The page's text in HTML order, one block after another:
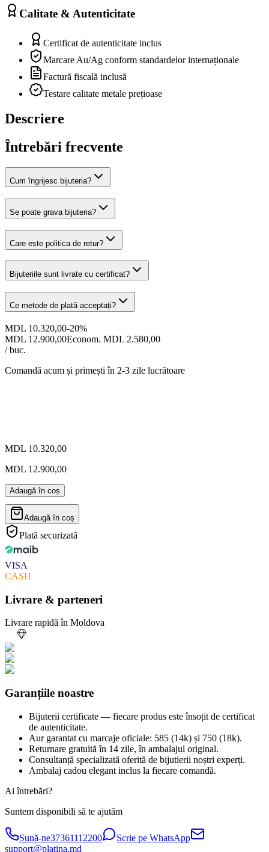
Calitate & Autenticitate
Certificat de autenticitate inclus
Marcare Au/Ag conform standardelor internaționale
Factură fiscală inclusă
Testare calitate metale prețioase
Descriere
Întrebări frecvente
Cum îngrijesc bijuteria?
Se poate grava bijuteria?
Care este politica de retur?
Bijuteriile sunt livrate cu certificat?
Ce metode de plată acceptați?
MDL 10.320,00-20%
MDL 12.900,00Econom. MDL 2.580,00
/ buc.
Comandă acum și primești în 2-3 zile lucrătoare
MDL 10.320,00
MDL 12.900,00
Adaugă în coș
Adaugă în coș
Plată securizată
VISA
CASH
Livrare & parteneri
Livrare rapidă în Moldova
Garanțiile noastre
Bijuterii certificate — fiecare produs este însoțit de certificat
de autenticitate.
Aur garantat cu marcaje oficiale: 585 (14k) și 750 (18k).
Returnare gratuită în 14 zile, în ambalajul original.
Consultanță specializată oferită de bijutierii noștri experți.
Ambalaj cadou elegant inclus la fiecare comandă.
Ai întrebări?
Suntem disponibili să te ajutăm
Sună-ne37361112200
Scrie pe WhatsApp
support@platina.md